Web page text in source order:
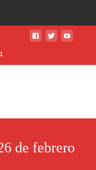
de febrero